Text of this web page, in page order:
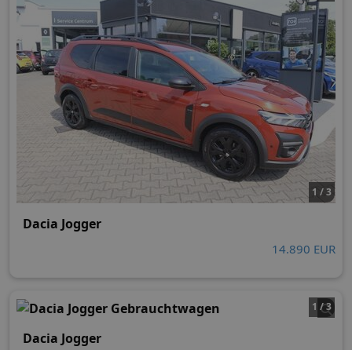
1 / 3
Dacia Jogger
14.890 EUR
1 / 3
Dacia Jogger